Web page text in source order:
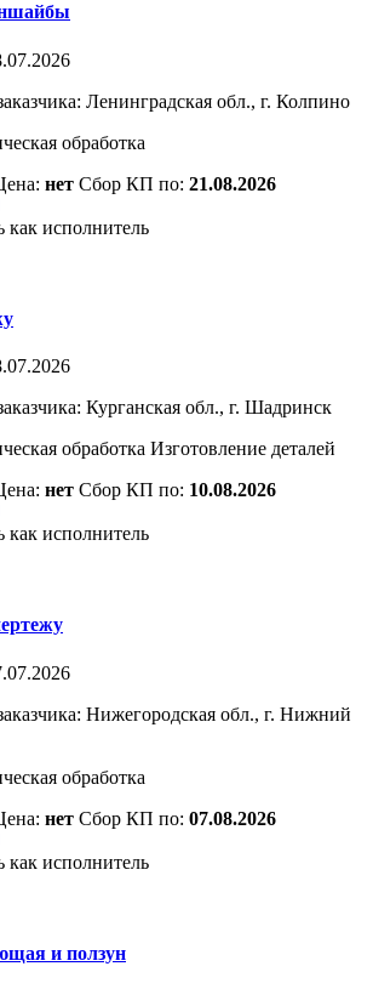
Ленинградская обл., г. Колпино
обработка
нет Сбор КП по: 21.08.2026
Курганская обл., г. Шадринск
обработка Изготовление деталей
нет Сбор КП по: 10.08.2026
Нижегородская обл., г. Нижний
обработка
нет Сбор КП по: 07.08.2026
и ползун